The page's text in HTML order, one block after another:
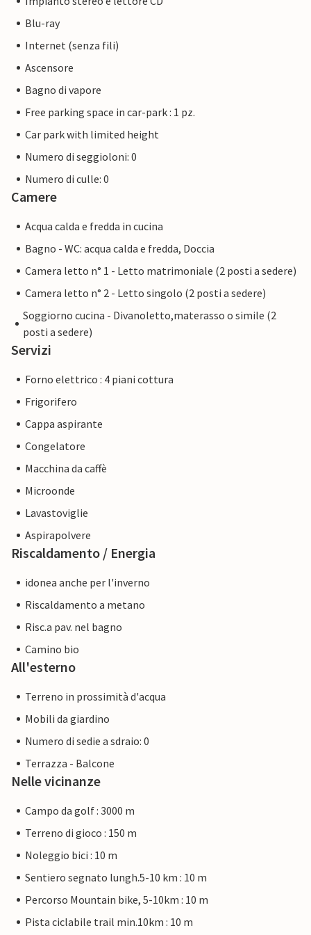
Blu-ray
Internet (senza fili)
Ascensore
Bagno di vapore
Free parking space in car-park : 1 pz.
Car park with limited height
Numero di seggioloni: 0
Numero di culle: 0
Camere
Acqua calda e fredda in cucina
Bagno - WC: acqua calda e fredda, Doccia
Camera letto n° 1 - Letto matrimoniale (2 posti a sedere)
Camera letto n° 2 - Letto singolo (2 posti a sedere)
Soggiorno cucina - Divanoletto,materasso o simile (2
posti a sedere)
Servizi
Forno elettrico : 4 piani cottura
Frigorifero
Cappa aspirante
Congelatore
Macchina da caffè
Microonde
Lavastoviglie
Aspirapolvere
Riscaldamento / Energia
idonea anche per l'inverno
Riscaldamento a metano
Risc.a pav. nel bagno
Camino bio
All'esterno
Terreno in prossimità d'acqua
Mobili da giardino
Numero di sedie a sdraio: 0
Terrazza - Balcone
Nelle vicinanze
Campo da golf : 3000 m
Terreno di gioco : 150 m
Noleggio bici : 10 m
Sentiero segnato lungh.5-10 km : 10 m
Percorso Mountain bike, 5-10km : 10 m
Pista ciclabile trail min.10km : 10 m